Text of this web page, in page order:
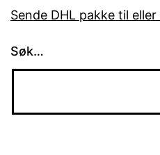
Sende DHL pakke til eller
Søk…